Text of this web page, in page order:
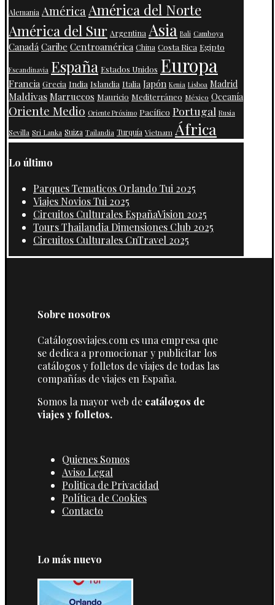
Alemania AméricaAmérica del Norte
América del Sur Argentina Asia Bali Camboya
Canadá Caribe Centroamérica China Costa Rica Egipto
Escandinavia España Estados Unidos Europa
Francia Grecia India Islandia Italia Japón Kenia Lisboa Madrid
Maldivas Marruecos Mauricio Mediterráneo México Oceanía
Oriente Medio Oriente Próximo Pacífico Portugal Rusia
Sevilla Sri Lanka Suiza Tailandia Turquía Vietnam África
Lo último
Parques Tematicos Orlando Tui 2025
Viajes Novios Tui 2025
Circuitos Culturales EspañaVision 2025
Tours Thailandia Dimensiones Club 2025
Circuitos Culturales CnTravel 2025
Sobre nosotros
Catálogosviajes.com es una empresa que
se dedica a promocionar y publicitar los
catálogos y folletos de viajes de todas las
compañías de viajes en España.
Somos la mayor web de catálogos de
viajes y folletos.
Quienes Somos
Aviso Legal
Politica de Privacidad
Política de Cookies
Contacto
Lo más nuevo